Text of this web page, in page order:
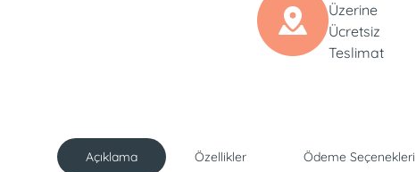
Üzerine
Ücretsiz
Teslimat
Açıklama Özellikler Ödeme Seçenekleri